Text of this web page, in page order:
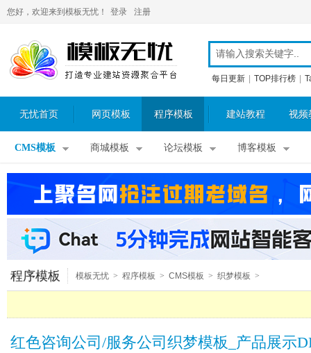
您好，欢迎来到模板无忧！ 登录 注册
每日更新 TOP排行榜
无忧首页 网页模板 程序模板 建站教程 视频
CMS模板 商城模板 论坛模板 博客模板
程序模板 模板无忧 > 程序模板 > CMS模板 > 织梦模板 >
红色咨询公司/服务公司织梦模板_产品展示